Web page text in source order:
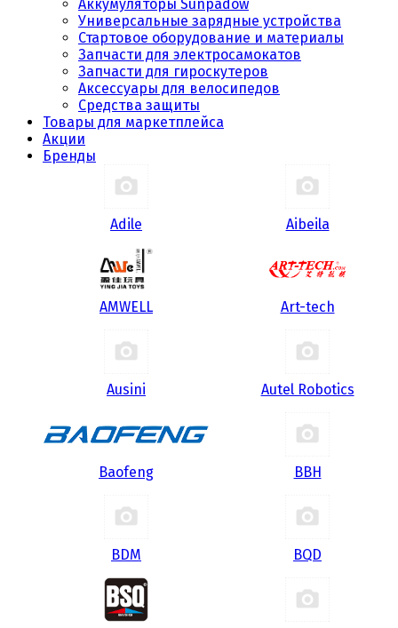
Аккумуляторы Sunpadow
Универсальные зарядные устройства
Стартовое оборудование и материалы
Запчасти для электросамокатов
Запчасти для гироскутеров
Аксессуары для велосипедов
Средства защиты
Товары для маркетплейса
Акции
Бренды
Adile Aibeila
AMWELL Art-tech
Ausini Autel Robotics
Baofeng BBH
BDM BQD